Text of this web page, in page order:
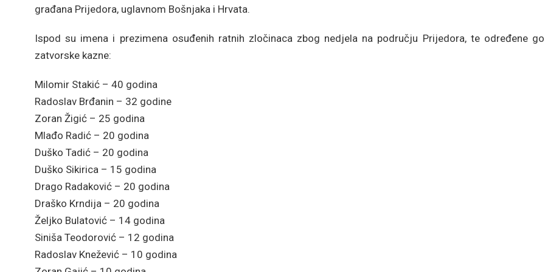
građana Prijedora, uglavnom Bošnjaka i Hrvata.
Ispod su imena i prezimena osuđenih ratnih zločinaca zbog nedjela na području Prijedora, te određene
zatvorske kazne:
Milomir Stakić – 40 godina
Radoslav Brđanin – 32 godine
Zoran Žigić – 25 godina
Mlađo Radić – 20 godina
Duško Tadić – 20 godina
Duško Sikirica – 15 godina
Drago Radaković – 20 godina
Draško Krndija – 20 godina
Željko Bulatović – 14 godina
Siniša Teodorović – 12 godina
Radoslav Knežević – 10 godina